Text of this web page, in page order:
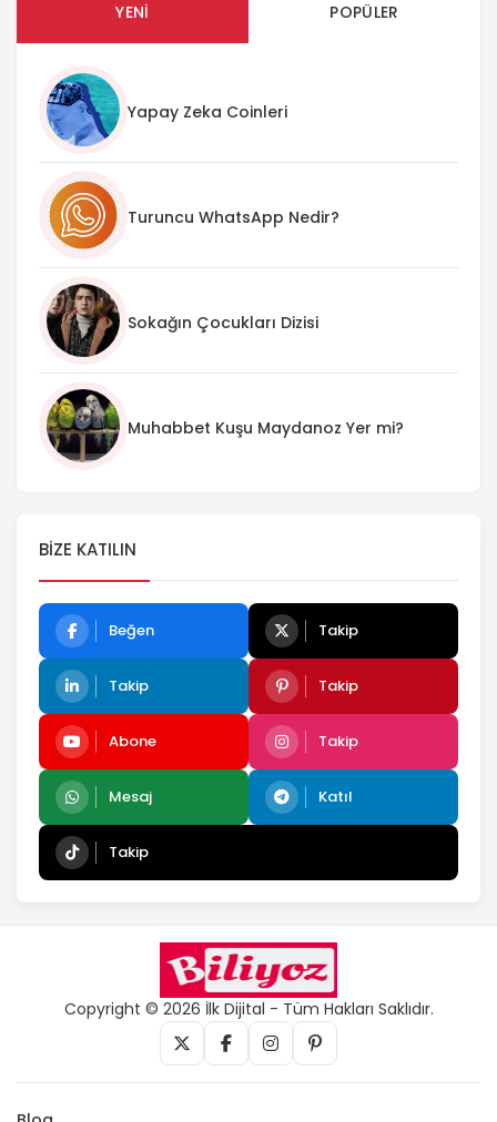
YENI POPÜLER
Yapay Zeka Coinleri
Turuncu WhatsApp Nedir?
Sokağın Çocukları Dizisi
Muhabbet Kuşu Maydanoz Yer mi?
BIZE KATILIN
Beğen Takip
Takip Takip
Abone Takip
Mesaj Katıl
Takip
Copyright © 2026 İlk Dijital - Tüm Hakları Saklıdır.